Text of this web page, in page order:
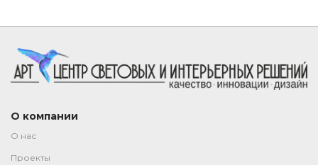
О компании
О нас
Проекты